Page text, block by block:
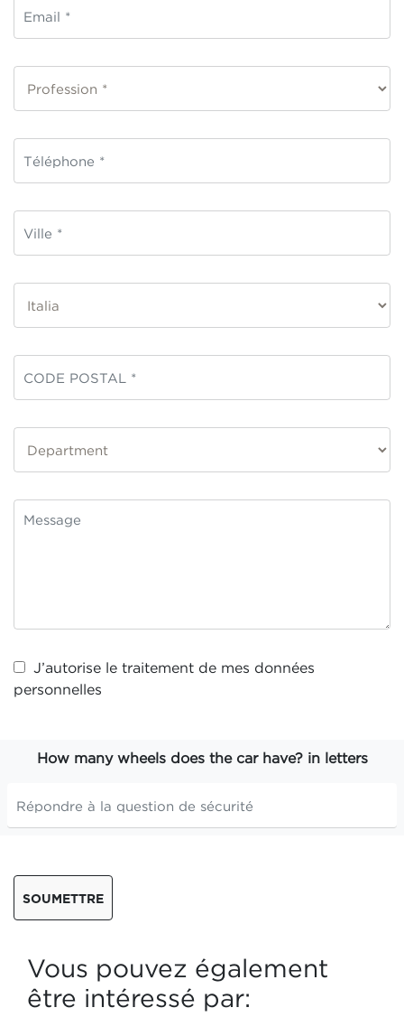
J’autorise le traitement de mes données
personnelles
How many wheels does the car have? in letters
SOUMETTRE
Vous pouvez également
être intéressé par: